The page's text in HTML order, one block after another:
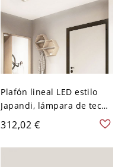
Plafón lineal LED estilo
Japandi, lámpara de techo
minimalista tipo barra de
travertino o nogal - 110 A
120 V Color Nuez
312,02 €